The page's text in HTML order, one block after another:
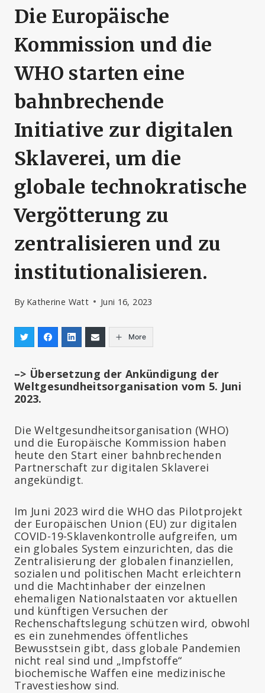
Die Europäische
Kommission und die
WHO starten eine
bahnbrechende
Initiative zur digitalen
Sklaverei, um die
globale technokratische
Vergötterung zu
zentralisieren und zu
institutionalisieren.
By Katherine Watt Juni 16, 2023
More
–> Übersetzung der Ankündigung der
Weltgesundheitsorganisation vom 5. Juni
2023.
Die Weltgesundheitsorganisation (WHO)
und die Europäische Kommission haben
heute den Start einer bahnbrechenden
Partnerschaft zur digitalen Sklaverei
angekündigt.
Im Juni 2023 wird die WHO das Pilotprojekt
der Europäischen Union (EU) zur digitalen
COVID-19-Sklavenkontrolle aufgreifen, um
ein globales System einzurichten, das die
Zentralisierung der globalen finanziellen,
sozialen und politischen Macht erleichtern
und die Machtinhaber der einzelnen
ehemaligen Nationalstaaten vor aktuellen
und künftigen Versuchen der
Rechenschaftslegung schützen wird, obwohl
es ein zunehmendes öffentliches
Bewusstsein gibt, dass globale Pandemien
nicht real sind und „Impfstoffe“
biochemische Waffen eine medizinische
Travestieshow sind.